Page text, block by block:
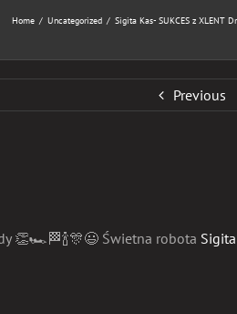
Home Uncategorized Sigita Kas- SUKCES z XLENT
Previous
👏🏎 🏁🍾🎊😃 Świetna robota Sigita